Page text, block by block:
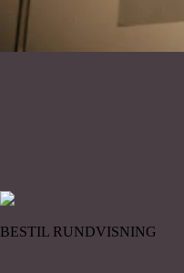
BESTIL RUNDVISNING